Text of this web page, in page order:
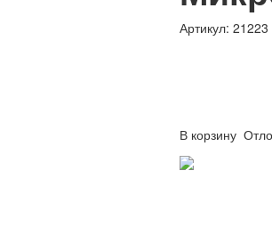
Артикул: 21223
В корзину